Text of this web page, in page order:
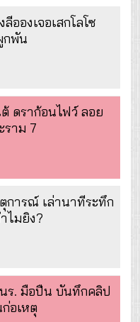
อองเจอเสกโลโซ
กพัน
ดราก้อนไฟว์ ลอย
ราม 7
การณ์ เล่านาทีระทึก
ไมยิง?
ร. มือปืน บันทึกคลิป
อเหตุ